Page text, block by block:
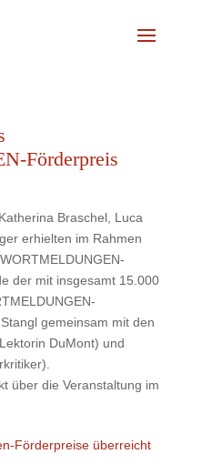
Förderpreis
Braschel, Luca
erhielten im Rahmen
der mit insgesamt 15.000
gemeinsam mit den
DuMont) und
über die Veranstaltung im
Förderpreise überreicht